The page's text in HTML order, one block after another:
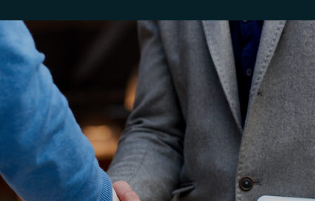
Rodolfo Al Alam
18 de jun. de 2025
O crescimento dos consultores de investimentos
Pessoa Física no Brasil: dados e desafios